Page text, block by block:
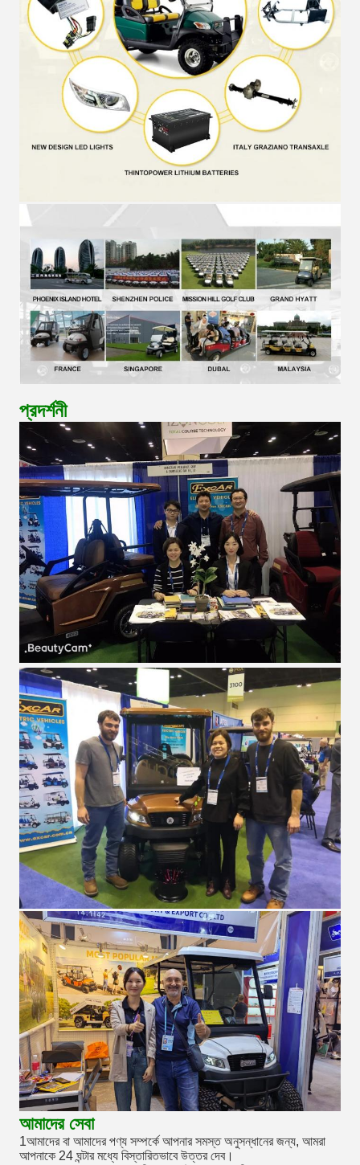
প্রদর্শনী
আমাদের সেবা
1আমাদের বা আমাদের পণ্য সম্পর্কে আপনার সমস্ত অনুসন্ধানের জন্য, আমরা
আপনাকে 24 ঘন্টার মধ্যে বিস্তারিতভাবে উত্তর দেব।